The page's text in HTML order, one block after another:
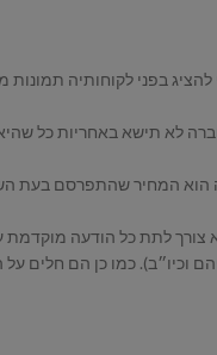
הוא המחיר שהתפרסם בעת
וכיו״ב). כמו כן הם חלים